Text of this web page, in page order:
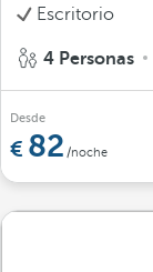
Escritorio
4 Personas
Desde
82 /noche